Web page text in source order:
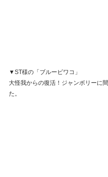
▼ST様の「ブルービワコ」
大怪我からの復活！ジャンボリーに
た。